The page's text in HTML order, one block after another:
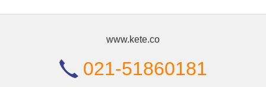
www.kete.co
021-51860181